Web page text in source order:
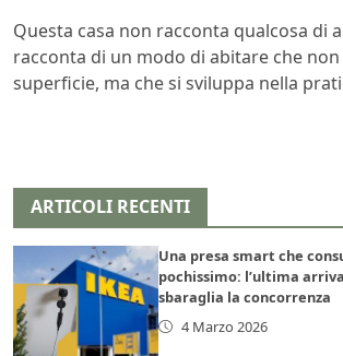
Questa casa non racconta qualcosa di
racconta di un modo di abitare che
superficie, ma che si sviluppa nella
ARTICOLI RECENTI
Una presa smart che
pochissimo: l’ultima
sbaraglia la concorrenza
4 Marzo 2026